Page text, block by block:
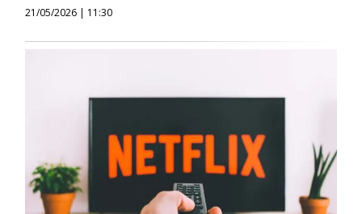
21/05/2026 | 11:30